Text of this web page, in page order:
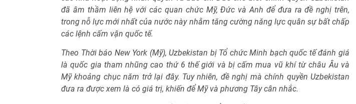
đã âm thầm liên hệ với các quan chức Mỹ, Đức và Anh để đưa ra đề nghị trên,
trong nỗ lực mới nhất của nước này nhằm tăng cường năng lực quân sự bất chấp
các lệnh cấm vận quốc tế.
Theo Thời báo New York (Mỹ), Uzbekistan bị Tổ chức Minh bạch quốc tế đánh giá
là quốc gia tham nhũng cao thứ 6 thế giới và bị cấm mua vũ khí từ châu Âu và
Mỹ khoảng chục năm trở lại đây. Tuy nhiên, đề nghị mà chính quyền Uzbekistan
đưa ra được xem là có giá trị, khiến để Mỹ và phương Tây cân nhắc.